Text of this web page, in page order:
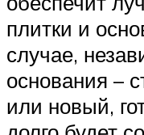
плитки и
случае,
основания –
или новый,